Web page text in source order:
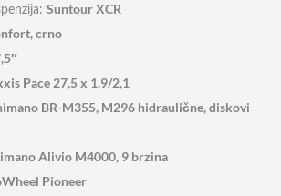
Suntour XCR
crno
Pace 27,5 x 1,9/2,1
BR-M355, M296 hidraulične, diskovi
Alivio M4000, 9 brzina
Pioneer